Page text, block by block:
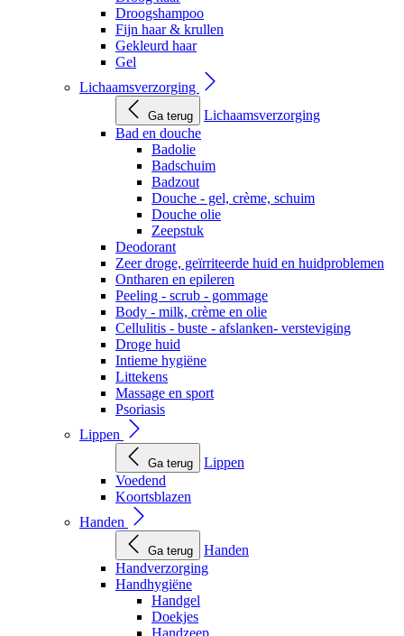
Droogshampoo
Fijn haar & krullen
Gekleurd haar
Gel
Lichaamsverzorging
Ga terug
Lichaamsverzorging
Bad en douche
Badolie
Badschuim
Badzout
Douche - gel, crème, schuim
Douche olie
Zeepstuk
Deodorant
Zeer droge, geïrriteerde huid en huidproblemen
Ontharen en epileren
Peeling - scrub - gommage
Body - milk, crème en olie
Cellulitis - buste - afslanken- versteviging
Droge huid
Intieme hygiëne
Littekens
Massage en sport
Psoriasis
Lippen
Ga terug
Lippen
Voedend
Koortsblazen
Handen
Ga terug
Handen
Handverzorging
Handhygiëne
Handgel
Doekjes
Handzeep